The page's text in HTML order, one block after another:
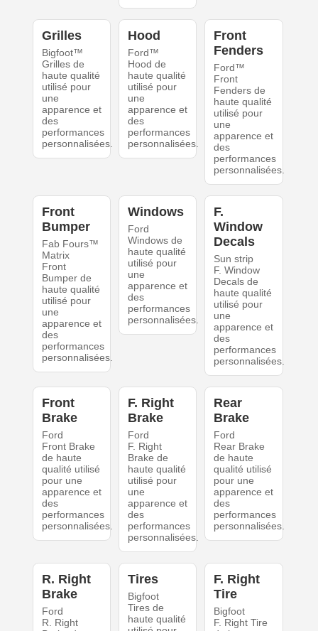
Grilles
Bigfoot™
Grilles de
haute qualité
utilisé pour
une
apparence et
des
performances
personnalisées.
Hood
Ford™
Hood de
haute qualité
utilisé pour
une
apparence et
des
performances
personnalisées.
Front
Fenders
Ford™
Front
Fenders de
haute qualité
utilisé pour
une
apparence et
des
performances
personnalisées.
Front
Bumper
Fab Fours™
Matrix
Front
Bumper de
haute qualité
utilisé pour
une
apparence et
des
performances
personnalisées.
Windows
Ford
Windows de
haute qualité
utilisé pour
une
apparence et
des
performances
personnalisées.
F.
Window
Decals
Sun strip
F. Window
Decals de
haute qualité
utilisé pour
une
apparence et
des
performances
personnalisées.
Front
Brake
Ford
Front Brake
de haute
qualité utilisé
pour une
apparence et
des
performances
personnalisées.
F. Right
Brake
Ford
F. Right
Brake de
haute qualité
utilisé pour
une
apparence et
des
performances
personnalisées.
Rear
Brake
Ford
Rear Brake
de haute
qualité utilisé
pour une
apparence et
des
performances
personnalisées.
R. Right
Brake
Ford
R. Right
Tires
Bigfoot
Tires de
haute qualité
F. Right
Tire
Bigfoot
F. Right Tire